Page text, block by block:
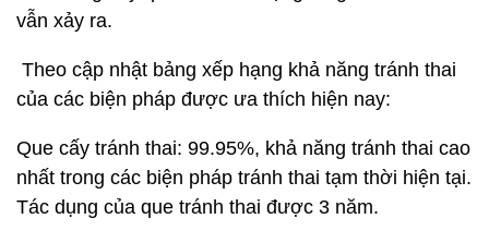
vẫn xảy ra.
Theo cập nhật bảng xếp hạng khả năng tránh thai
của các biện pháp được ưa thích hiện nay:
Que cấy tránh thai: 99.95%, khả năng tránh thai cao
nhất trong các biện pháp tránh thai tạm thời hiện tại.
Tác dụng của que tránh thai được 3 năm.